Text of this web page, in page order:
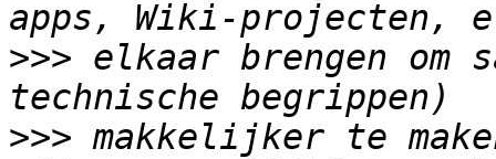
>>> elkaar brengen om
>>> makkelijker te